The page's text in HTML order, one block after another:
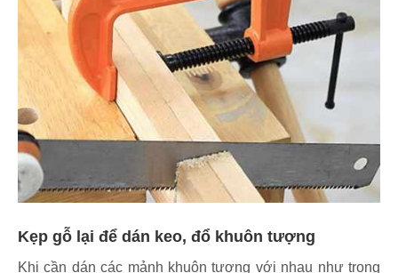
Kẹp gỗ lại để dán keo, đổ khuôn tượng
Khi cần dán các mảnh khuôn tượng với nhau như trong